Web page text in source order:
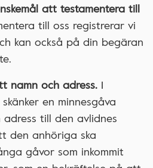
att testamentera till
till oss registrerar vi
kan också på din begäran
namn och adress. I
en minnesgåva
till den avlidnes
den anhöriga ska
gåvor som inkommit